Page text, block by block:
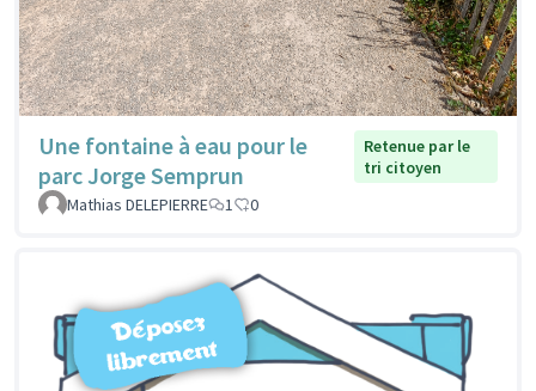
Une fontaine à eau pour le
parc Jorge Semprun
Retenue par le
tri citoyen
Mathias DELEPIERRE
1 0